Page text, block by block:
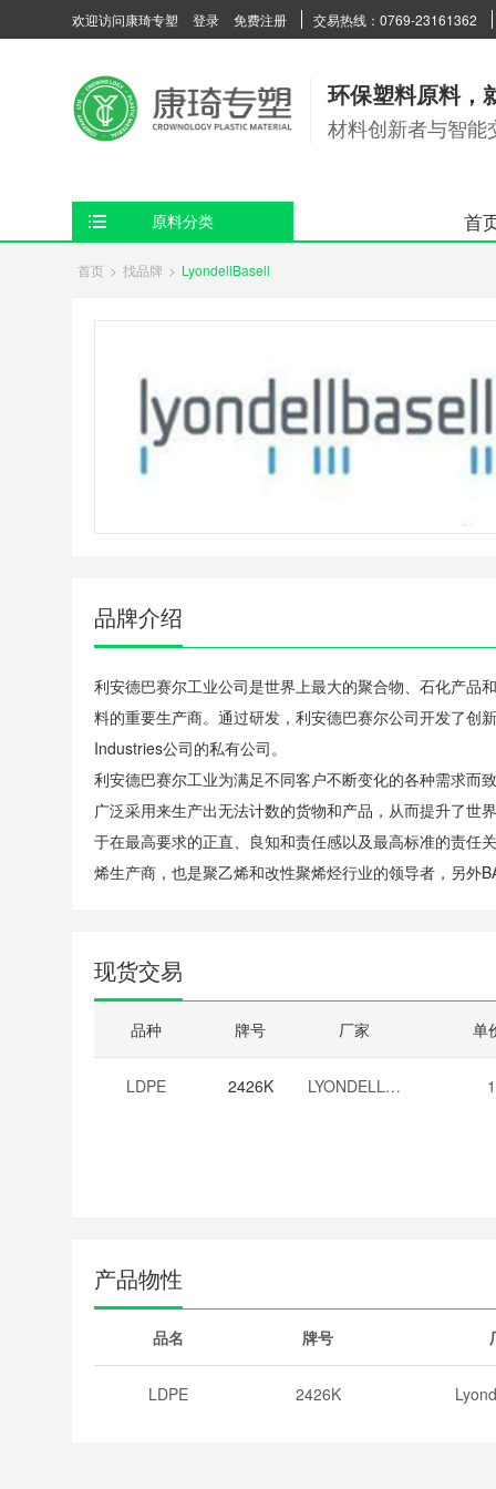
欢迎访问康琦专塑 登录 免费注册 交易热线：0769-23161362
环保塑料原料，
材料创新者与智能
原料分类 首
首页 > 找品牌 > LyondellBasell
品牌介绍
利安德巴赛尔工业公司是世界上最大的聚合物、石化产品
料的重要生产商。通过研发，利安德巴赛尔公司开发了创
Industries公司的私有公司。
利安德巴赛尔工业为满足不同客户不断变化的各种需求而
广泛采用来生产出无法计数的货物和产品，从而提升了世
于在最高要求的正直、良知和责任感以及最高标准的责任
烯生产商，也是聚乙烯和改性聚烯烃行业的领导者，另外
现货交易
品种 牌号 厂家 单
LDPE 2426K LYONDELLBASELL
产品物性
品名 牌号
LDPE 2426K